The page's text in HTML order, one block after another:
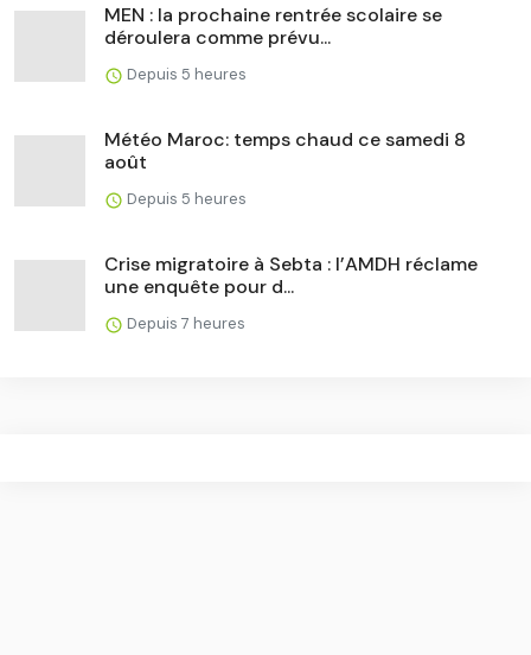
MEN : la prochaine rentrée scolaire se
déroulera comme prévu...
Depuis 5 heures
Météo Maroc: temps chaud ce samedi 8
août
Depuis 5 heures
Crise migratoire à Sebta : l’AMDH réclame
une enquête pour d...
Depuis 7 heures